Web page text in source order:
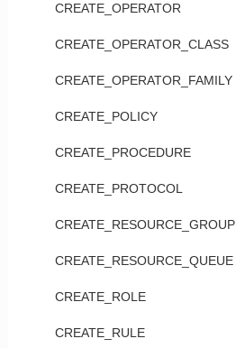
CREATE_OPERATOR
CREATE_OPERATOR_CLASS
CREATE_OPERATOR_FAMILY
CREATE_POLICY
CREATE_PROCEDURE
CREATE_PROTOCOL
CREATE_RESOURCE_GROUP
CREATE_RESOURCE_QUEUE
CREATE_ROLE
CREATE_RULE